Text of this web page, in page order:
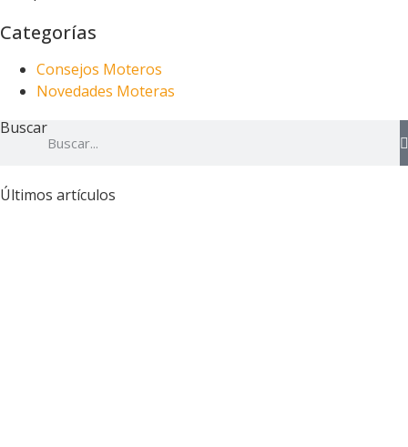
Categorías
Consejos Moteros
Novedades Moteras
Buscar
Últimos artículos